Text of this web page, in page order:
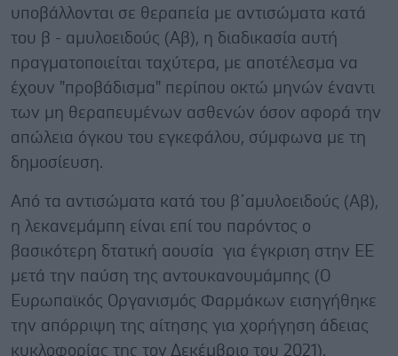
υποβάλλονται σε θεραπεία με αντισώματα κατά
του β - αμυλοειδούς (Αβ), η διαδικασία αυτή
πραγματοποιείται ταχύτερα, με αποτέλεσμα να
έχουν "προβάδισμα" περίπου οκτώ μηνών έναντι
των μη θεραπευμένων ασθενών όσον αφορά την
απώλεια όγκου του εγκεφάλου, σύμφωνα με τη
δημοσίευση.
Από τα αντισώματα κατά του β΄αμυλοειδούς (Αβ),
η λεκανεμάμπη είναι επί του παρόντος ο
βασικότερη δτατική αουσία για έγκριση στην ΕΕ
μετά την παύση της αντουκανουμάμπης (Ο
Ευρωπαϊκός Οργανισμός Φαρμάκων εισηγήθηκε
την απόρριψη της αίτησης για χορήγηση άδειας
κυκλοφορίας της τον Δεκέμβριο του 2021).